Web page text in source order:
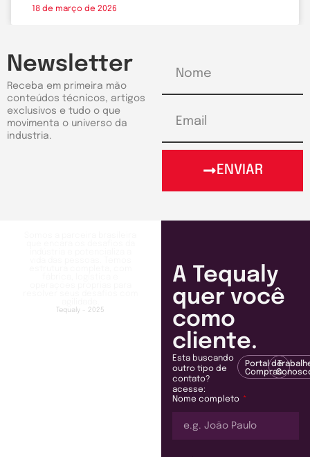
18 de março de 2026
Newsletter
Receba em primeira mão
conteúdos técnicos, artigos
exclusivos e tudo o que
movimenta o universo da
industria.
ENVIAR
Tequaly - 2025
A Tequaly
quer você
como
cliente.
Esta buscando
outro tipo de
contato?
acesse:
Portal de
Compras
Nome completo